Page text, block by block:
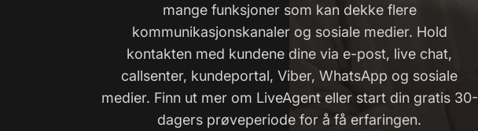
mange funksjoner som kan dekke flere
kommunikasjonskanaler og sosiale medier. Hold
kontakten med kundene dine via e-post, live chat,
callsenter, kundeportal, Viber, WhatsApp og sosiale
medier. Finn ut mer om LiveAgent eller start din gratis 30-
dagers prøveperiode for å få erfaringen.